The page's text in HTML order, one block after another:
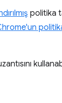
politika